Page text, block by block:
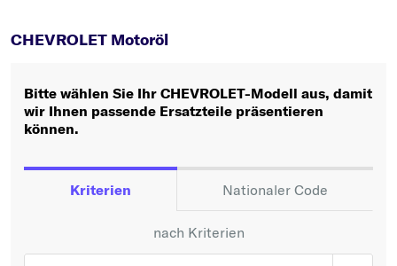
Wo finde ich die?
Oder
Oder Fahrzeugauswahl nach Kriterien:
Hersteller wählen
Typ wählen
CHEVROLET Motoröl
Bitte wählen Sie Ihr CHEVROLET-Modell aus, damit
wir Ihnen passende Ersatzteile präsentieren
können.
Kriterien Nationaler Code
nach Kriterien